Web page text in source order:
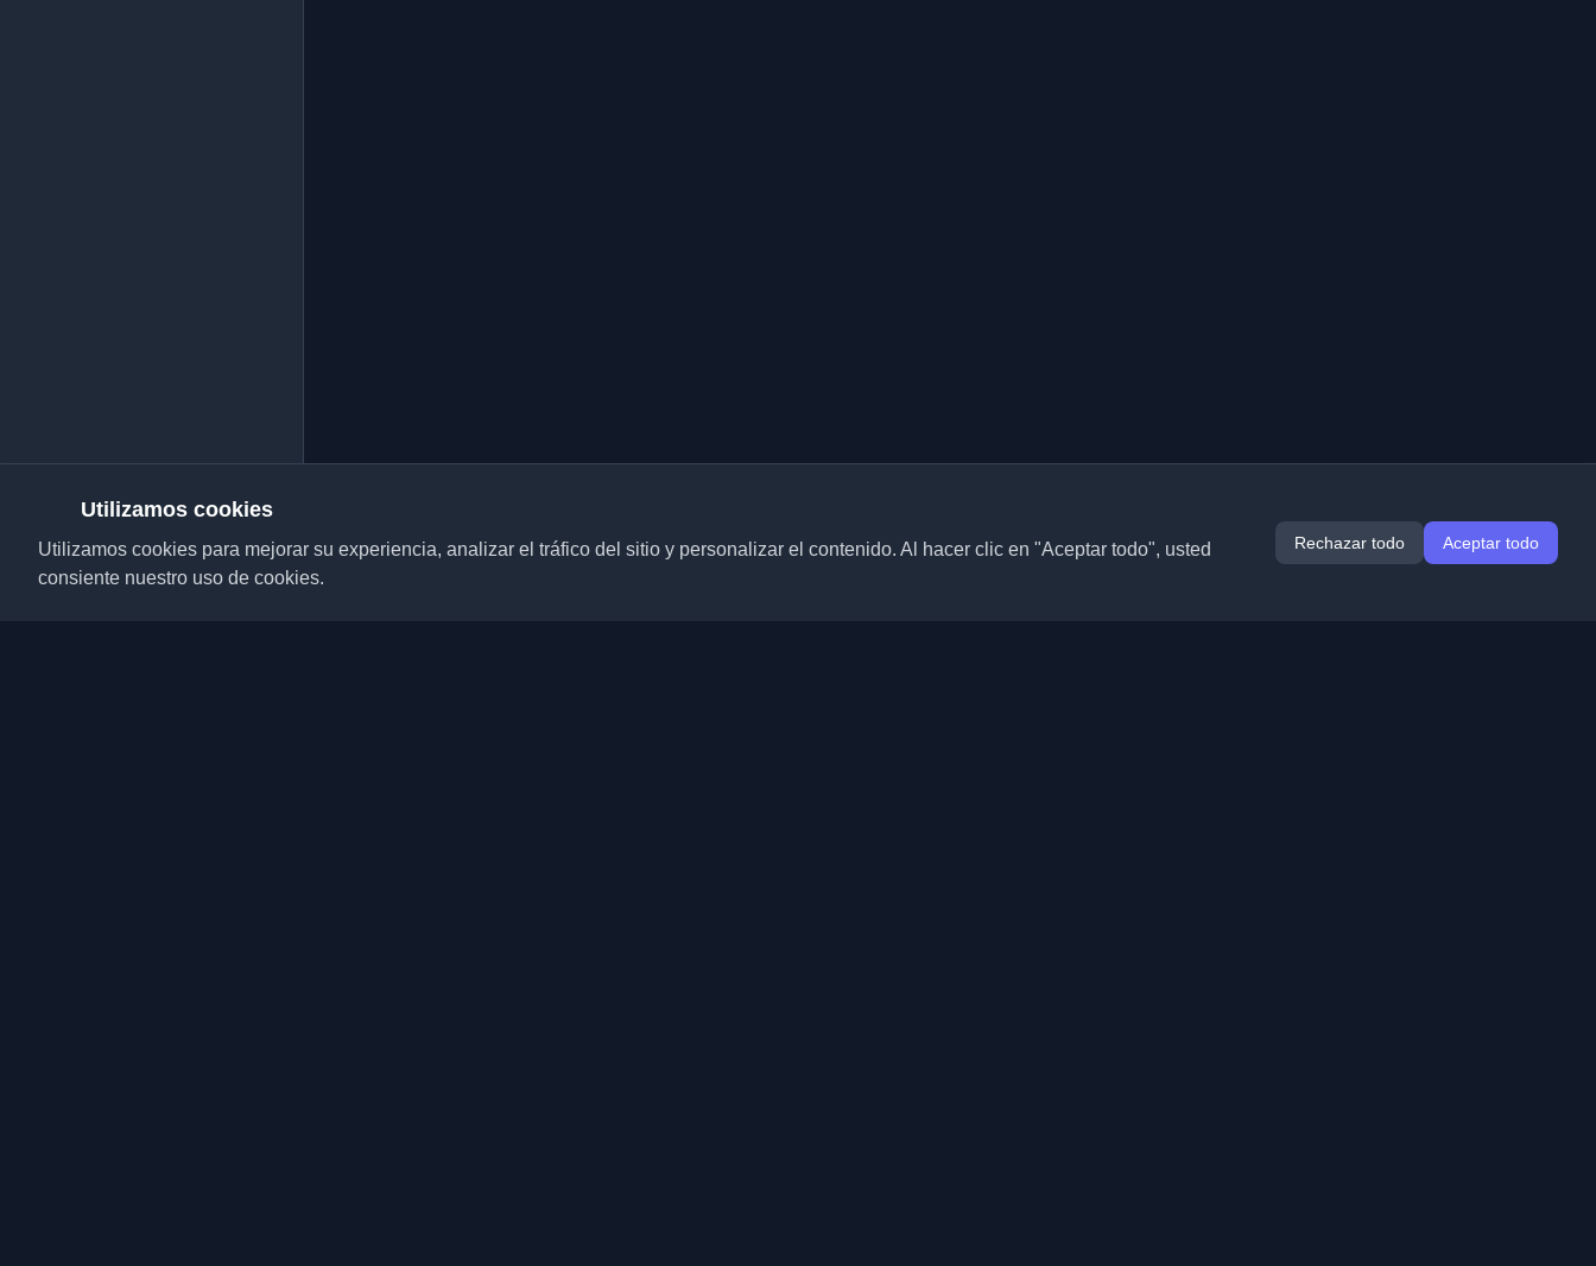
Utilizamos cookies
Utilizamos cookies para mejorar su experiencia, analizar el tráfico del sitio y personalizar el contenido. Al hacer clic en "Aceptar todo", usted
consiente nuestro uso de cookies.
Rechazar todo Aceptar todo